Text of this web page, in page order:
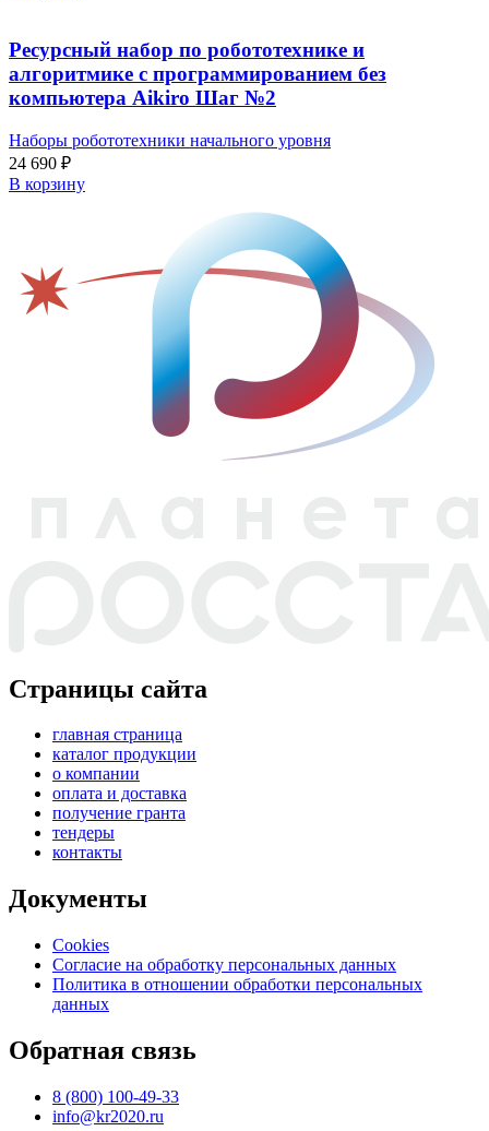
Ресурсный набор по робототехнике и
алгоритмике с программированием без
компьютера Aikiro Шаг №2
Наборы робототехники начального уровня
24 690 ₽
В корзину
Страницы сайта
главная страница
каталог продукции
о компании
оплата и доставка
получение гранта
тендеры
контакты
Документы
Cookies
Согласие на обработку персональных данных
Политика в отношении обработки персональных
данных
Обратная связь
8 (800) 100-49-33
info@kr2020.ru